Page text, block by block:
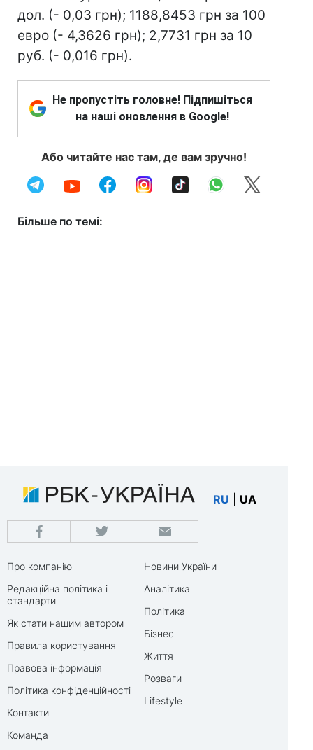
дол. (- 0,03 грн); 1188,8453 грн за 100
евро (- 4,3626 грн); 2,7731 грн за 10
руб. (- 0,016 грн).
Не пропустіть головне! Підпишіться
на наші оновлення в Google!
Або читайте нас там, де вам зручно!
Більше по темі:
RU UA
Про компанію
Редакційна політика і
стандарти
Як стати нашим автором
Правила користування
Правова інформація
Політика конфіденційності
Контакти
Команда
Новини України
Аналітика
Політика
Бізнес
Життя
Розваги
Lifestyle